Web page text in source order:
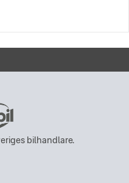
bilhandlare.